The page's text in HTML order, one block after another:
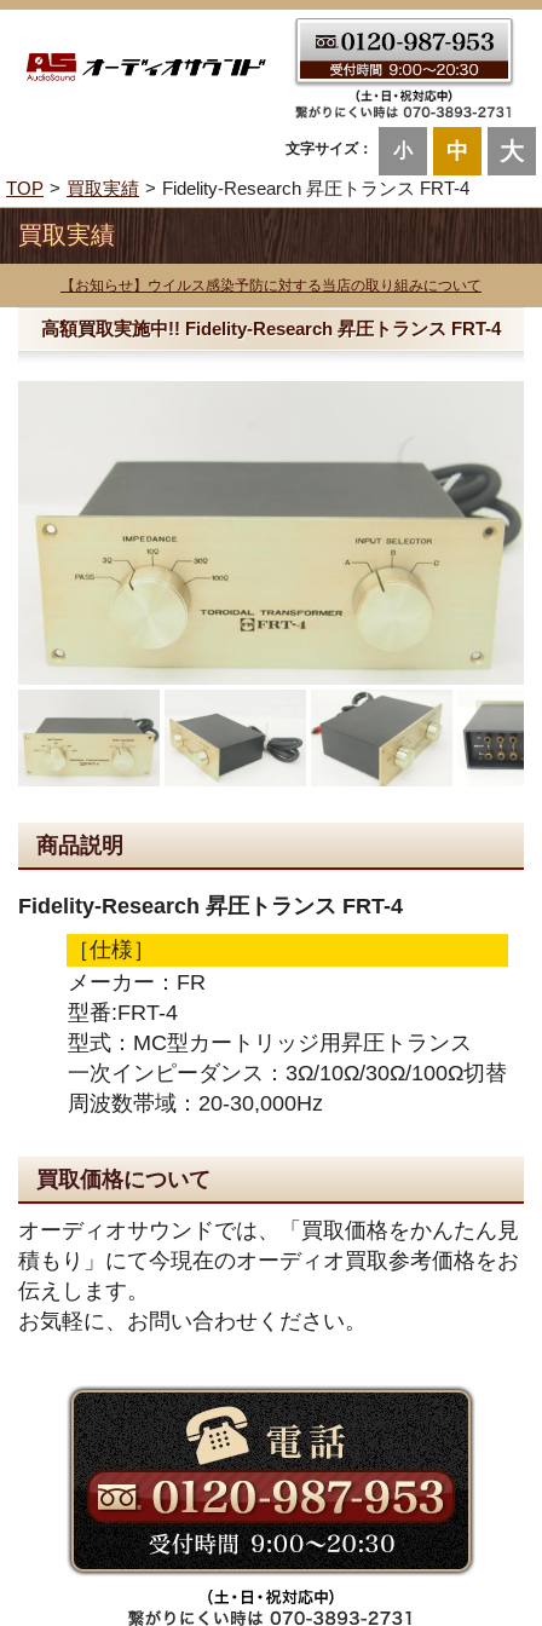
文字サイズ： 小 中 大
TOP 買取実績 Fidelity-Research 昇圧トランス FRT-4
買取実績
【お知らせ】ウイルス感染予防に対する当店の取り組みについて
高額買取実施中!! Fidelity-Research 昇圧トランス FRT-4
商品説明
Fidelity-Research 昇圧トランス FRT-4
［仕様］
メーカー：FR
型番:FRT-4
型式：MC型カートリッジ用昇圧トランス
一次インピーダンス：3Ω/10Ω/30Ω/100Ω切替
周波数帯域：20-30,000Hz
買取価格について
オーディオサウンドでは、「買取価格をかんたん見
積もり」にて今現在のオーディオ買取参考価格をお
伝えします。
お気軽に、お問い合わせください。